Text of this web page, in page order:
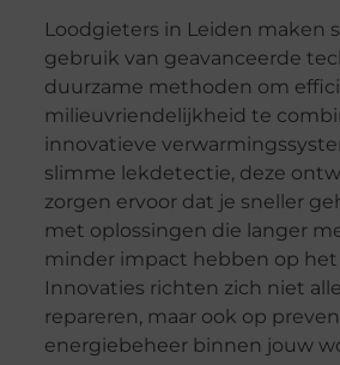
Loodgieters in Leiden maken
gebruik van geavanceerde
duurzame methoden om
milieuvriendelijkheid te
innovatieve
slimme lekdetectie, deze
zorgen ervoor dat je sneller
met oplossingen die langer
minder impact hebben op het
Innovaties richten zich niet
repareren, maar ook op
energiebeheer binnen jouw